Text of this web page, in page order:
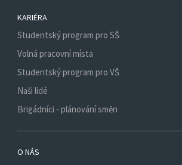
KARIÉRA
Studentský program pro SŠ
Volná pracovní místa
Studentský program pro VŠ
Naši lidé
Brigádníci - plánování směn
O NÁS